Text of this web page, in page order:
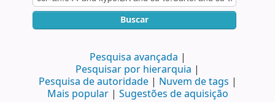
Buscar
Pesquisa avançada
Pesquisar por hierarquia
Pesquisa de autoridade
Nuvem de tags
Mais popular
Sugestões de aquisição